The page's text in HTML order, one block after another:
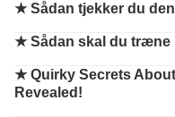
★Sådan tjekker du
★Sådan skal du træne
★Quirky Secrets
Revealed!